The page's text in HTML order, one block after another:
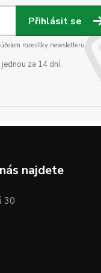
Přihlásit se
rozesílky newsletteru.
za 14 dní.
najdete
30